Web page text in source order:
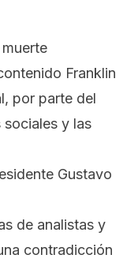
Franklin
por parte del
sociales y las
Gustavo
de analistas y
contradicción